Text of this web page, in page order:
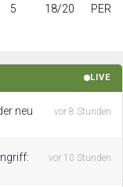
5 18/20 PER
LIVE
neu
vor 8 Stunden
vor 10 Stunden